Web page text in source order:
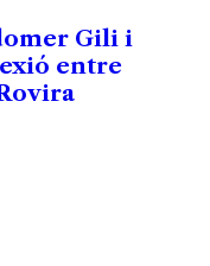
Gili i
entre